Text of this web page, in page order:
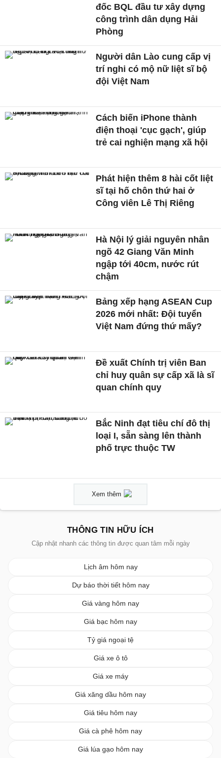
đốc BQL đầu tư xây dựng
công trình dân dụng Hải
Phòng
Người dân Lào cung cấp vị
trí nghi có mộ nữ liệt sĩ bộ
đội Việt Nam
Cách biến iPhone thành
điện thoại 'cục gạch', giúp
trẻ cai nghiện mạng xã hội
Phát hiện thêm 8 hài cốt liệt
sĩ tại hố chôn thứ hai ở
Công viên Lê Thị Riêng
Hà Nội lý giải nguyên nhân
ngõ 42 Giang Văn Minh
ngập tới 40cm, nước rút
chậm
Bảng xếp hạng ASEAN Cup
2026 mới nhất: Đội tuyển
Việt Nam đứng thứ mấy?
Đề xuất Chính trị viên Ban
chỉ huy quân sự cấp xã là sĩ
quan chính quy
Bắc Ninh đạt tiêu chí đô thị
loại I, sẵn sàng lên thành
phố trực thuộc TW
Xem thêm
THÔNG TIN HỮU ÍCH
Cập nhật nhanh các thông tin được quan tâm mỗi ngày
Lịch âm hôm nay
Dự báo thời tiết hôm nay
Giá vàng hôm nay
Giá bạc hôm nay
Tỷ giá ngoại tệ
Giá xe ô tô
Giá xe máy
Giá xăng dầu hôm nay
Giá tiêu hôm nay
Giá cà phê hôm nay
Giá lúa gạo hôm nay